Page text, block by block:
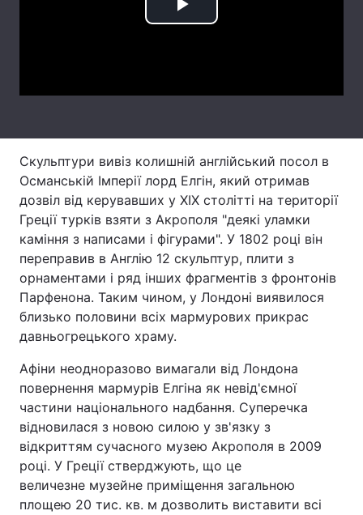
Вакансії
Контакти
Послуги
Тема оформлення
Play
Скульптури вивіз колишній англійський посол в
Османській Імперії лорд Елгін, який отримав
дозвіл від керувавших у ХIХ столітті на території
Греції турків взяти з Акрополя "деякі уламки
каміння з написами і фігурами". У 1802 році він
переправив в Англію 12 скульптур, плити з
орнаментами і ряд інших фрагментів з фронтонів
Парфенона. Таким чином, у Лондоні виявилося
близько половини всіх мармурових прикрас
давньогрецького храму.
Афіни неодноразово вимагали від Лондона
повернення мармурів Елгіна як невід'ємної
частини національного надбання. Суперечка
відновилася з новою силою у зв'язку з
відкриттям сучасного музею Акрополя в 2009
році. У Греції стверджують, що це
величезне музейне приміщення загальною
площею 20 тис. кв. м дозволить виставити всі